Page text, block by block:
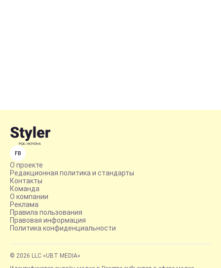
FB
О проекте
Редакционная политика и стандарты
Контакты
Команда
О компании
Реклама
Правила пользования
Правовая информация
Политика конфиденциальности
© 2026 LLC «UBT MEDIA»